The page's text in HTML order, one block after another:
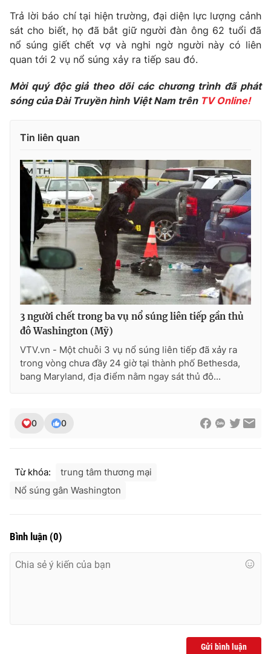
Học trực tuyến
Hitech Công nghệ tương lai
Sản phẩm
Tư vấn
Giao lưu trực tuyến
Emagazine
Photo Infographic
Video Shorts video
VTV Money VTV Thể thao
VTV Sức khoẻ Bất động sản
Thị trường 24h Tấm lòng Việt
VTV4 Vươn mình bằng AI
Liên hệ tòa soạn
THỜI BÁO VTV
Theo dõi báo trên
Trả lời báo chí tại hiện trường, đại diện lực lượng cảnh
sát cho biết, họ đã bắt giữ người đàn ông 62 tuổi đã
nổ súng giết chết vợ và nghi ngờ người này có liên
quan tới 2 vụ nổ súng xảy ra tiếp sau đó.
Mời quý độc giả theo dõi các chương trình đã phát
sóng của Đài Truyền hình Việt Nam trên TV Online!
Tin liên quan
3 người chết trong ba vụ nổ súng liên tiếp gần thủ
đô Washington (Mỹ)
VTV.vn - Một chuỗi 3 vụ nổ súng liên tiếp đã xảy ra
trong vòng chưa đầy 24 giờ tại thành phố Bethesda,
bang Maryland, địa điểm nằm ngay sát thủ đô...
0 0
Từ khóa:
trung tâm thương mại
Nổ súng gân Washington
Bình luận (0)
Gửi bình luận